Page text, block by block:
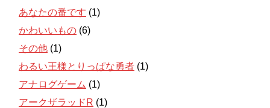
あなたの番です (1)
かわいいもの (6)
その他 (1)
わるい王様とりっぱな勇者 (1)
アナログゲーム (1)
アークザラッドR (1)